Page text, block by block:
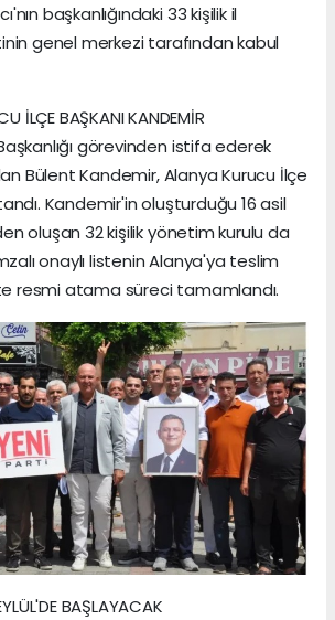
başkanlığındaki 33 kişilik il
genel merkezi tarafından kabul
İLÇE BAŞKANI KANDEMİR
görevinden istifa ederek
Bülent Kandemir, Alanya Kurucu İlçe
Kandemir'in oluşturduğu 16 asil
oluşan 32 kişilik yönetim kurulu da
onaylı listenin Alanya'ya teslim
resmi atama süreci tamamlandı.
BAŞLAYACAK